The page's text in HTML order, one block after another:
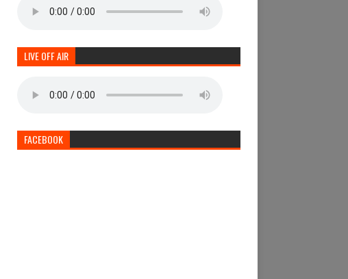
LIVE OFF AIR
FACEBOOK